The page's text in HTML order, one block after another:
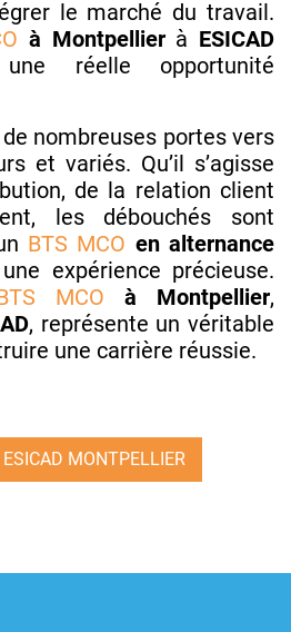
le marché du travail.
à Montpellierà ESICAD
réelle opportunité
nombreuses portes vers
et variés. Qu’il s’agisse
de la relation client
les débouchés sont
BTS MCO en alternance
expérience précieuse.
MCO à Montpellier,
, représente un véritable
une carrière réussie.
MONTPELLIER